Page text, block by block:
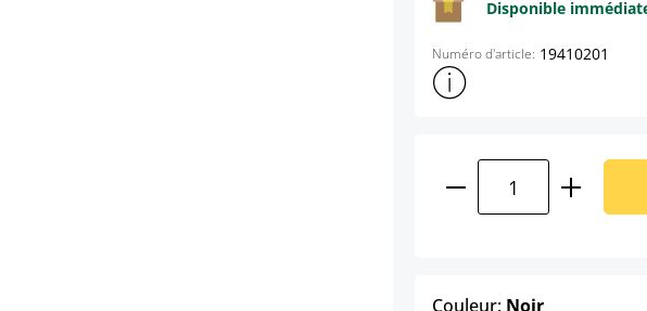
Disponible
Numéro d'article: 19410201
Afficher plus d'informations
Quantité de
Couleur: Noirselect